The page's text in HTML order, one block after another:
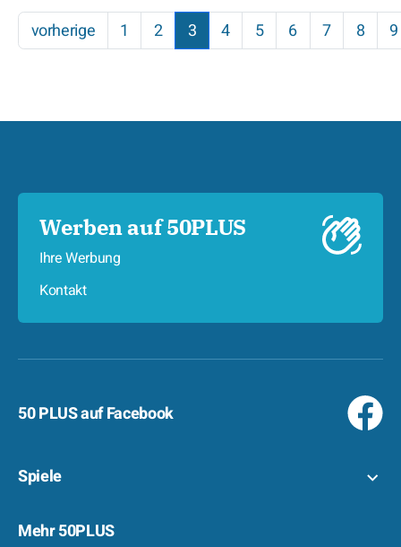
vorherige 1 2 3 4 5 6 7 8 9
Werben auf 50PLUS
Ihre Werbung
Kontakt
50 PLUS auf Facebook
Spiele
Mehr 50PLUS